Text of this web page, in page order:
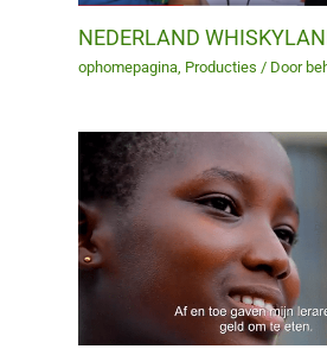
NEDERLAND
ophomepagina, Producties / Door